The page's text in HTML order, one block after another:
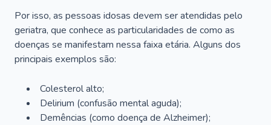
Por isso, as pessoas idosas devem ser atendidas pelo
geriatra, que conhece as particularidades de como as
doenças se manifestam nessa faixa etária. Alguns dos
principais exemplos são:
Colesterol alto;
Delirium (confusão mental aguda);
Demências (como doença de Alzheimer);